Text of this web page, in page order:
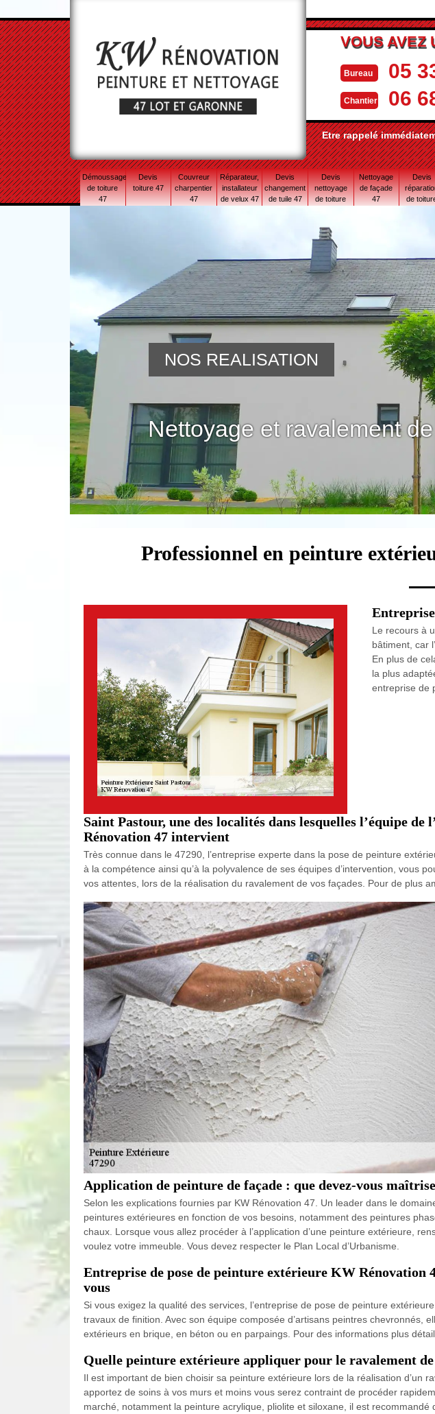
VOUS AVEZ
Bureau 05
Chantier 06
Etre rappelé
Démoussage
de toiture
47
Devis
toiture 47
Couvreur
charpentier
47
Réparateur,
installateur
de velux 47
Devis
changement
de tuile 47
Devis
nettoyage
de toiture
Nettoyage
de façade
47
Devis
de
Nettoyage et ravalement
NOS REALISATION
Professionnel en peinture
Le recours à
bâtiment, car
En plus de
la plus
entreprise de
Saint Pastour, une des localités dans lesquelles l’équipe
Rénovation 47 intervient
Très connue dans le 47290, l’entreprise experte dans la pose de peinture
à la compétence ainsi qu’à la polyvalence de ses équipes d’intervention, vous
vos attentes, lors de la réalisation du ravalement de vos façades. Pour de plus
Application de peinture de façade : que devez-vous
Selon les explications fournies par KW Rénovation 47. Un leader dans le
peintures extérieures en fonction de vos besoins, notamment des peintures
chaux. Lorsque vous allez procéder à l’application d’une peinture extérieure,
voulez votre immeuble. Vous devez respecter le Plan Local d’Urbanisme.
Entreprise de pose de peinture extérieure KW
vous
Si vous exigez la qualité des services, l’entreprise de pose de peinture
travaux de finition. Avec son équipe composée d’artisans peintres
extérieurs en brique, en béton ou en parpaings. Pour des informations plus
Quelle peinture extérieure appliquer pour le ravalement
Il est important de bien choisir sa peinture extérieure lors de la réalisation d’un
apportez de soins à vos murs et moins vous serez contraint de procéder
marché, notamment la peinture acrylique, pliolite et siloxane, il est